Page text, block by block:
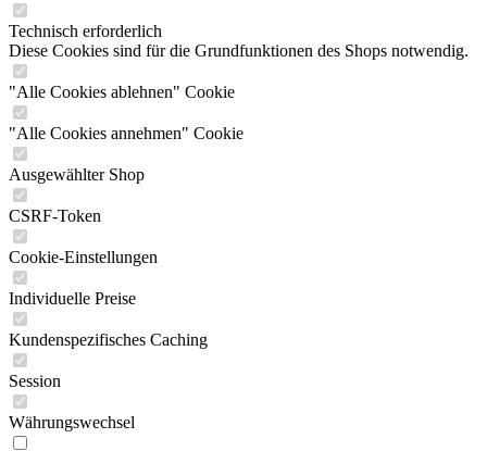
Technisch erforderlich
Diese Cookies sind für die Grundfunktionen des Shops notwendig.
"Alle Cookies ablehnen" Cookie
"Alle Cookies annehmen" Cookie
Ausgewählter Shop
CSRF-Token
Cookie-Einstellungen
Individuelle Preise
Kundenspezifisches Caching
Session
Währungswechsel